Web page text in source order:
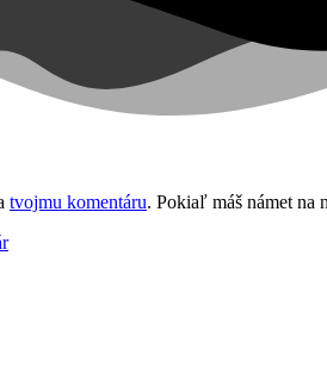
tvojmu komentáru. Pokiaľ máš námet na